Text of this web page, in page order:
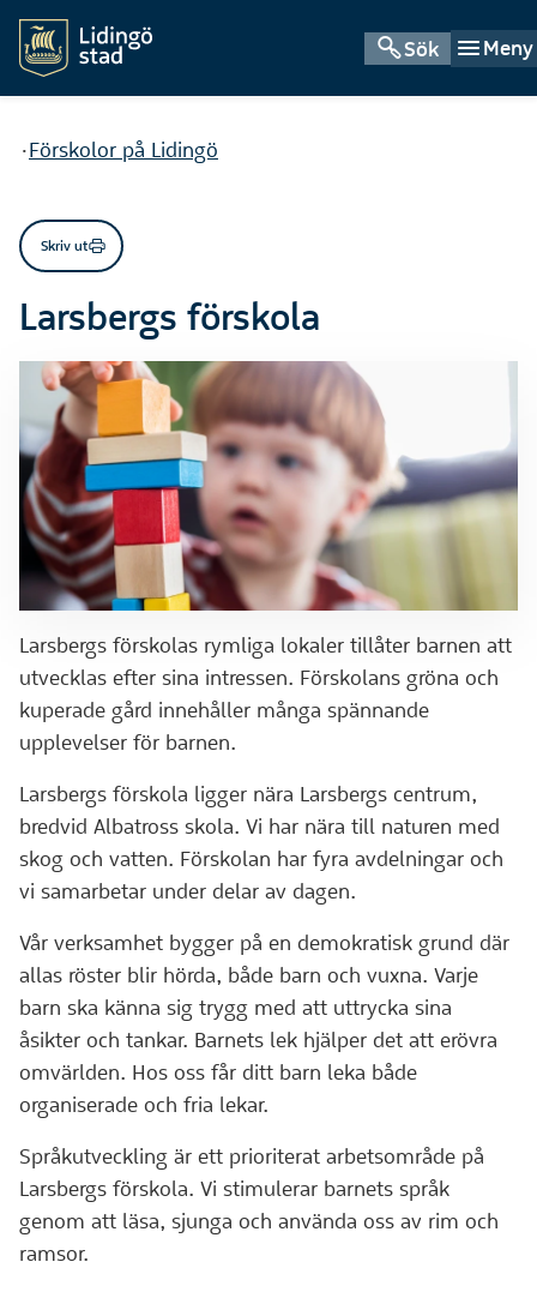
Sök Meny
Du är här:
Förskolor på Lidingö
Skriv ut
Larsbergs förskola
Larsbergs förskolas rymliga lokaler tillåter barnen att
utvecklas efter sina intressen. Förskolans gröna och
kuperade gård innehåller många spännande
upplevelser för barnen.
Larsbergs förskola ligger nära Larsbergs centrum,
bredvid Albatross skola. Vi har nära till naturen med
skog och vatten. Förskolan har fyra avdelningar och
vi samarbetar under delar av dagen.
Vår verksamhet bygger på en demokratisk grund där
allas röster blir hörda, både barn och vuxna. Varje
barn ska känna sig trygg med att uttrycka sina
åsikter och tankar. Barnets lek hjälper det att erövra
omvärlden. Hos oss får ditt barn leka både
organiserade och fria lekar.
Språkutveckling är ett prioriterat arbetsområde på
Larsbergs förskola. Vi stimulerar barnets språk
genom att läsa, sjunga och använda oss av rim och
ramsor.